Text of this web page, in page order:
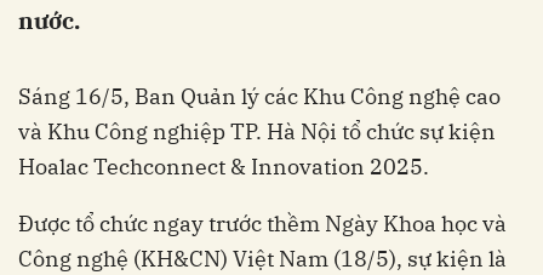
nước.
Sáng 16/5, Ban Quản lý các Khu Công nghệ cao
và Khu Công nghiệp TP. Hà Nội tổ chức sự kiện
Hoalac Techconnect & Innovation 2025.
Được tổ chức ngay trước thềm Ngày Khoa học và
Công nghệ (KH&CN) Việt Nam (18/5), sự kiện là